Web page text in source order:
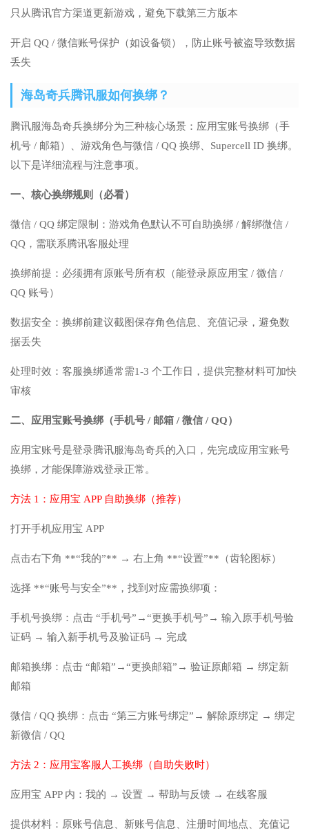
只从腾讯官方渠道更新游戏，避免下载第三方版本
开启 QQ / 微信账号保护（如设备锁），防止账号被盗导致数据
丢失
海岛奇兵腾讯服如何换绑？
腾讯服海岛奇兵换绑分为三种核心场景：应用宝账号换绑（手
机号 / 邮箱）、游戏角色与微信 / QQ 换绑、Supercell ID 换绑。
以下是详细流程与注意事项。
一、核心换绑规则（必看）
微信 / QQ 绑定限制：游戏角色默认不可自助换绑 / 解绑微信 /
QQ，需联系腾讯客服处理
换绑前提：必须拥有原账号所有权（能登录原应用宝 / 微信 /
QQ 账号）
数据安全：换绑前建议截图保存角色信息、充值记录，避免数
据丢失
处理时效：客服换绑通常需1-3 个工作日，提供完整材料可加快
审核
二、应用宝账号换绑（手机号 / 邮箱 / 微信 / QQ）
应用宝账号是登录腾讯服海岛奇兵的入口，先完成应用宝账号
换绑，才能保障游戏登录正常。
方法 1：应用宝 APP 自助换绑（推荐）
打开手机应用宝 APP
点击右下角 **“我的”** → 右上角 **“设置”**（齿轮图标）
选择 **“账号与安全”**，找到对应需换绑项：
手机号换绑：点击 “手机号”→“更换手机号”→ 输入原手机号验
证码 → 输入新手机号及验证码 → 完成
邮箱换绑：点击 “邮箱”→“更换邮箱”→ 验证原邮箱 → 绑定新
邮箱
微信 / QQ 换绑：点击 “第三方账号绑定”→ 解除原绑定 → 绑定
新微信 / QQ
方法 2：应用宝客服人工换绑（自助失败时）
应用宝 APP 内：我的 → 设置 → 帮助与反馈 → 在线客服
提供材料：原账号信息、新账号信息、注册时间地点、充值记